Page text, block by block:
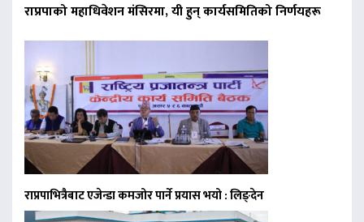
राप्रपाको महाधिवेशन मंसिरमा, यी हुन् कार्यसमितिको निर्णयहरू
राप्रपाभित्रैबाट एजेन्डा कमजोर पार्ने प्रयास भयो : लिङ्देन